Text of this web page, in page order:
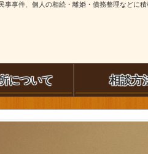
事件、個人の相続・離婚・債務整理などに積
について 相談方